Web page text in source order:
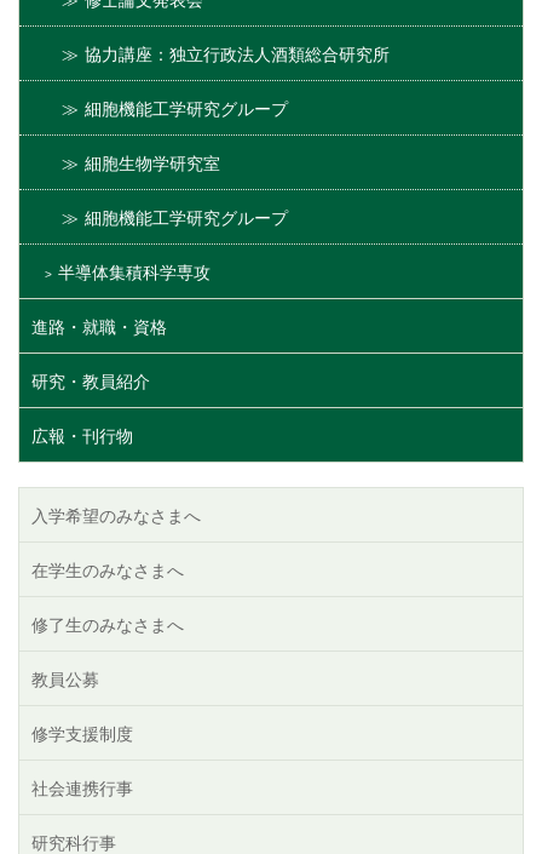
協力講座：独立行政法人酒類総合研究所
細胞機能工学研究グループ
細胞生物学研究室
細胞機能工学研究グループ
半導体集積科学専攻
進路・就職・資格
研究・教員紹介
広報・刊行物
入学希望のみなさまへ
在学生のみなさまへ
修了生のみなさまへ
教員公募
修学支援制度
社会連携行事
研究科行事